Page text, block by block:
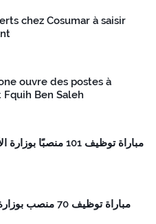
chez Cosumar à saisir
ouvre des postes à
Fquih Ben Saleh
مباراة توظيف 101
مباراة توظيف 70